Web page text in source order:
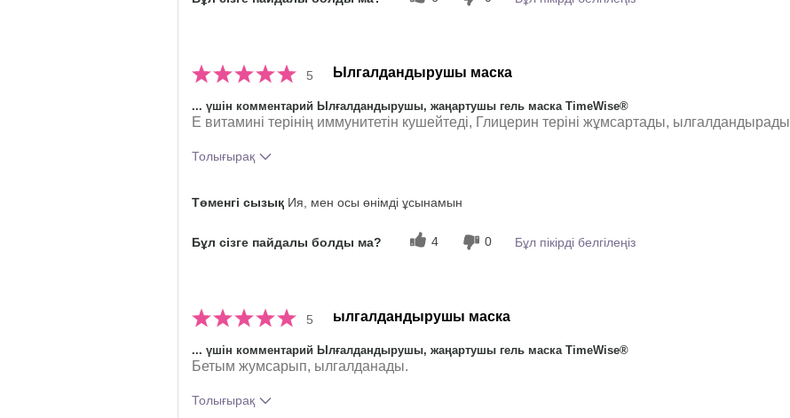
5 Ылгалдандырушы маска
... үшін комментарий Ылғалдандырушы, жаңартушы гель маска TimeWise®
Е витамині терінің иммунитетін кушейтеді, Глицерин теріні жұмсартады, ылгалдандырады
Толығырақ
қандай әсер алдыңыз?
сіңеді, Сергітеді
Төменгі сызықИя, мен осы өнімді ұсынамын
Бұл сізге пайдалы болды ма? 4 0 Бұл пікірді белгілеңіз
5 ылгалдандырушы маска
... үшін комментарий Ылғалдандырушы, жаңартушы гель маска TimeWise®
Бетым жумсарып, ылгалданады.
Толығырақ